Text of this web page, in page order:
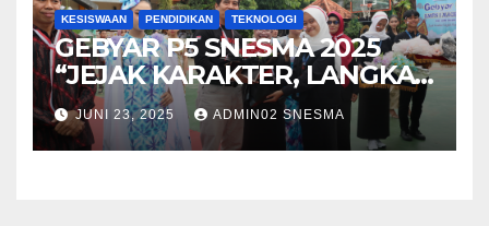
KESISWAAN PENDIDIKAN TEKNOLOGI
GEBYAR P5 SNESMA 2025
“JEJAK KARAKTER, LANGKAH
MASA DEPAN”
JUNI 23, 2025 ADMIN02 SNESMA